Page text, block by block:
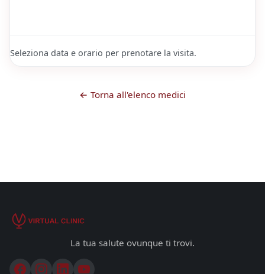
Seleziona data e orario per prenotare la visita.
← Torna all'elenco medici
La tua salute ovunque ti trovi.